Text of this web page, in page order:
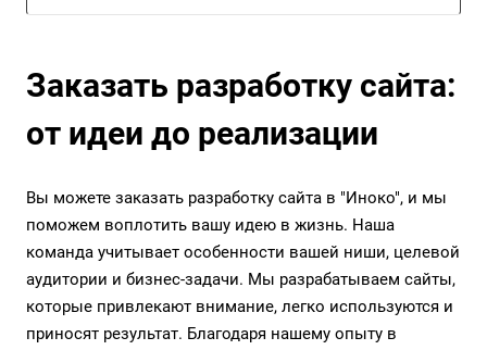
Заказать разработку сайта:
от идеи до реализации
Вы можете заказать разработку сайта в "Иноко", и мы
поможем воплотить вашу идею в жизнь. Наша
команда учитывает особенности вашей ниши, целевой
аудитории и бизнес-задачи. Мы разрабатываем сайты,
которые привлекают внимание, легко используются и
приносят результат. Благодаря нашему опыту в